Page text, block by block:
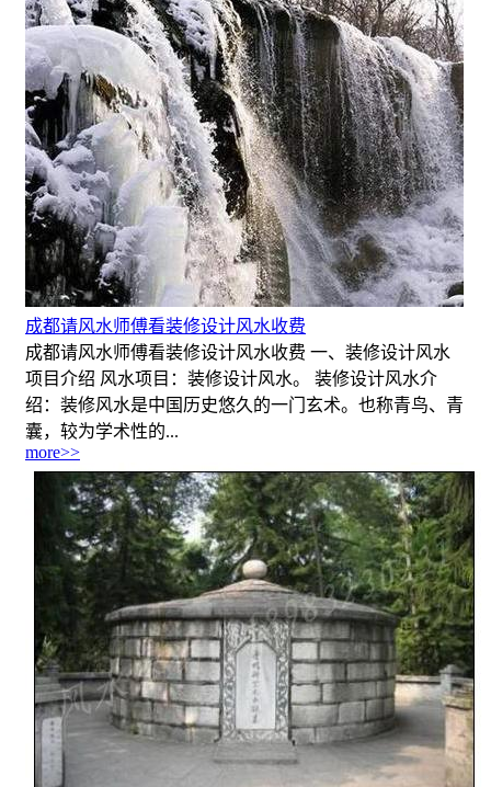
成都请风水师傅看装修设计风水收费
成都请风水师傅看装修设计风水收费 一、装修设计风水
项目介绍 风水项目：装修设计风水。 装修设计风水介
绍：装修风水是中国历史悠久的一门玄术。也称青鸟、青
囊，较为学术性的...
more>>